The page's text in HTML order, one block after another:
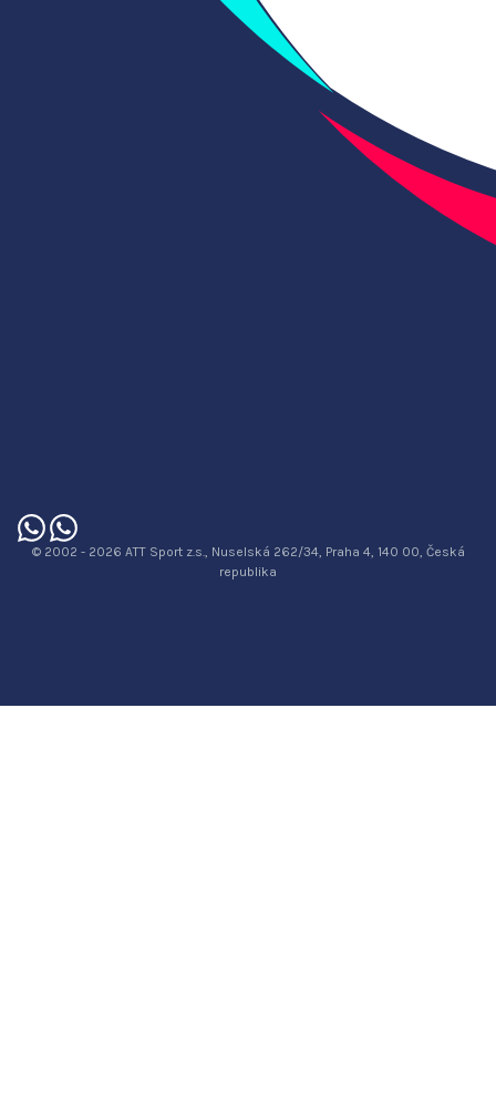
© 2002 - 2026 ATT Sport z.s., Nuselská 262/34, Praha 4, 140 00, Česká
republika